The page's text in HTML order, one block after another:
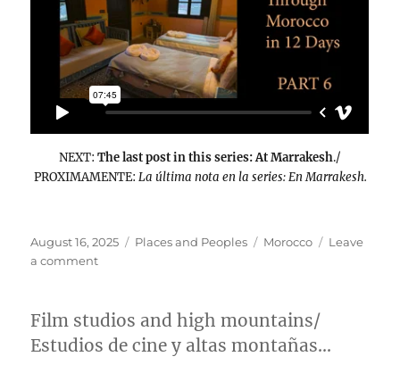
NEXT: The last post in this series: At Marrakesh./
PROXIMAMENTE: La última nota en la series: En Marrakesh.
Posted
on
August 16, 2025 Categories
Places and Peoples Tags
Morocco
Leave
a commenton
the
Atlas
Mountains
Film studios and high mountains/
Estudios de cine y altas montañas…